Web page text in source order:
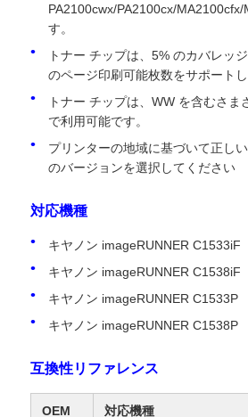
ホーム
企業情報
PA2100cwx/PA2100cx/
す。
トナー チップは、5% のカバレッ
のページ印刷可能枚数をサポートし
トナー チップは、WW を含むさま
で利用可能です。
プリンターの地域に基づいて正し
のバージョンを選択してください
対応機種
キヤノン imageRUNNER C1533iF
キヤノン imageRUNNER C1538iF
キヤノン imageRUNNER C1533P
キヤノン imageRUNNER C1538P
互換性リファレンス
OEM 対応機種